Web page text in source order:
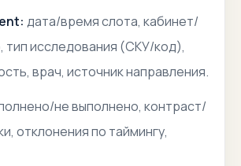
дата/время слота, кабинет/
тип исследования (СКУ/код),
врач, источник направления.
не выполнено, контраст/
отклонения по таймингу,